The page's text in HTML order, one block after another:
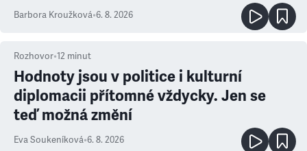
Barbora Kroužková•6. 8. 2026
Rozhovor•12 minut
Hodnoty jsou v politice i kulturní
diplomacii přítomné vždycky. Jen se
teď možná změní
Eva Soukeníková•6. 8. 2026